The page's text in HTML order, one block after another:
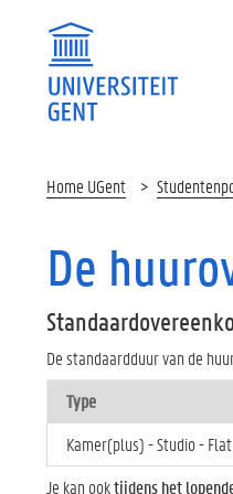
Home UGent
De
De standaardduur van de
Type
Kamer(plus) - Studio - Flat
Je kan ooktijdens het